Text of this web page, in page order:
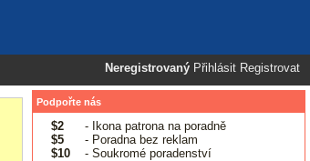
Neregistrovaný Přihlásit Registrovat
Podpořte nás
$2
- Ikona patrona na poradně
$5
- Poradna bez reklam
$10
- Soukromé poradenství